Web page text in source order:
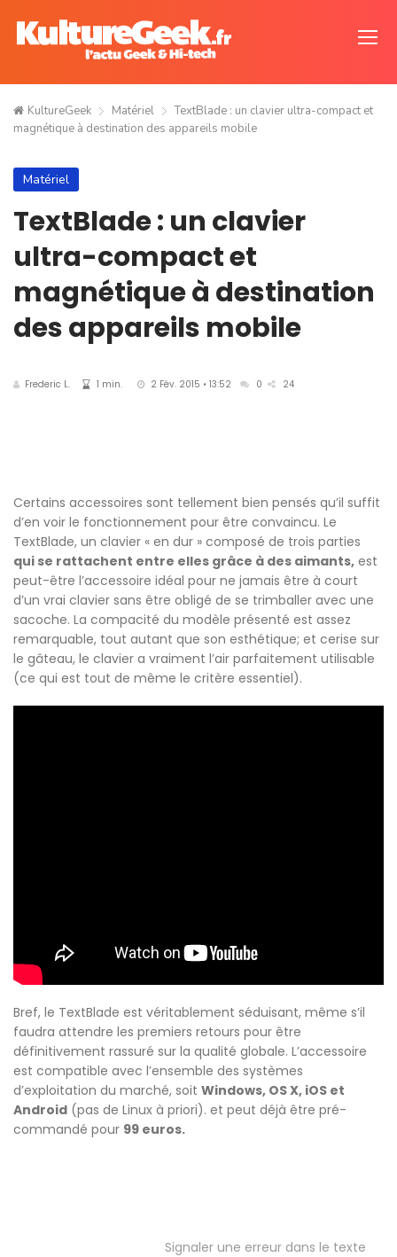
KultureGeek Matériel
TextBlade : un clavier ultra-compact et
magnétique à destination des appareils mobile
Matériel
TextBlade : un clavier
ultra-compact et
magnétique à destination
des appareils mobile
Frederic L. 1 min. 2 Fév. 2015 • 13:52 0 24
Certains accessoires sont tellement bien pensés qu’il suffit
d’en voir le fonctionnement pour être convaincu. Le
TextBlade, un clavier « en dur » composé de trois parties
qui se rattachent entre elles grâce à des aimants, est
peut-être l’accessoire idéal pour ne jamais être à court
d’un vrai clavier sans être obligé de se trimballer avec une
sacoche. La compacité du modèle présenté est assez
remarquable, tout autant que son esthétique; et cerise sur
le gâteau, le clavier a vraiment l’air parfaitement utilisable
(ce qui est tout de même le critère essentiel).
Bref, le TextBlade est véritablement séduisant, même s’il
faudra attendre les premiers retours pour être
définitivement rassuré sur la qualité globale. L’accessoire
est compatible avec l’ensemble des systèmes
d’exploitation du marché, soit Windows, OS X, iOS et
Android (pas de Linux à priori). et peut déjà être pré-
commandé pour 99 euros.
Signaler une erreur dans le texte